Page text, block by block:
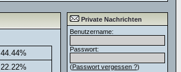
44.44%
22.22%
Private Nachrichten
Benutzername:
Passwort:
(Passwort vergessen ?)